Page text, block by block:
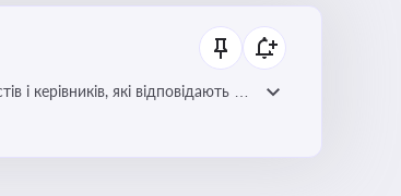
які відповідають за